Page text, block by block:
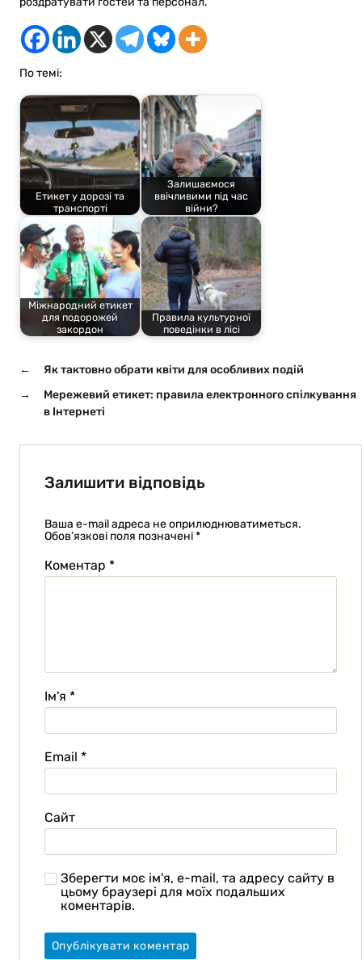
По темі:
Етикет у дорозі та
транспорті
Залишаємося
ввічливими під час
війни?
Міжнародний етикет
для подорожей
закордон
Правила культурної
поведінки в лісі
←
Як тактовно обрати квіти для особливих подій
→
Мережевий етикет: правила електронного спілкування
в Інтернеті
Залишити відповідь
Ваша e-mail адреса не оприлюднюватиметься.
Обов’язкові поля позначені*
Коментар *
Ім'я *
Email *
Сайт
Зберегти моє ім'я, e-mail, та адресу сайту в
цьому браузері для моїх подальших
коментарів.